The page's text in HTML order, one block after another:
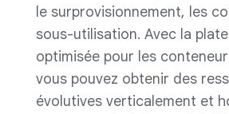
le surprovisionnement, les
sous-utilisation. Avec la
optimisée pour les
vous pouvez obtenir des
évolutives verticalement et